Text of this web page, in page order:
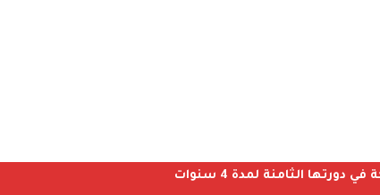
الثامنة لمدة 4 سنوات